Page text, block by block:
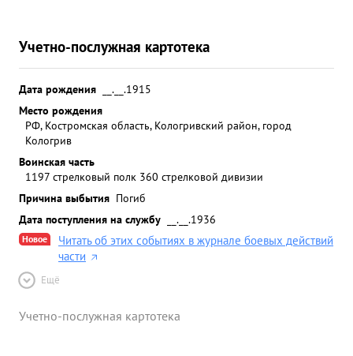
Учетно-послужная картотека
Дата рождения
__.__.1915
Место рождения
РФ, Костромская область, Кологривский район, город
Кологрив
Воинская часть
1197 стрелковый полк 360 стрелковой дивизии
Причина выбытия Погиб
Дата поступления на службу
__.__.1936
Новое
Читать об этих событиях в журнале боевых действий
части
Ещё
Учетно-послужная картотека